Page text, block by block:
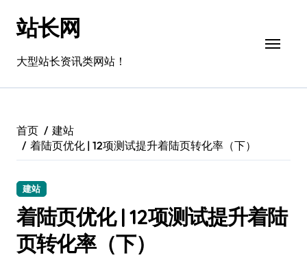
站长网
大型站长资讯类网站！
首页
建站
着陆页优化 | 12项测试提升着陆页转化率（下）
建站
着陆页优化 | 12项测试提升着陆
页转化率（下）